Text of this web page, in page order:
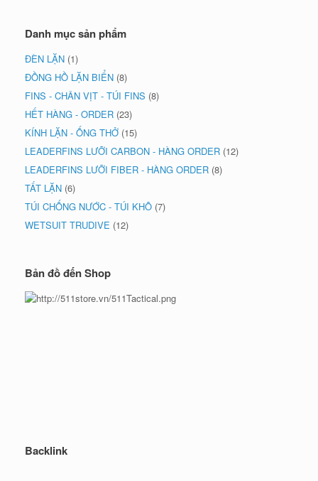
Danh mục sản phẩm
ĐÈN LẶN (1)
ĐỒNG HỒ LẶN BIỂN (8)
FINS - CHÂN VỊT - TÚI FINS (8)
HẾT HÀNG - ORDER (23)
KÍNH LẶN - ỐNG THỞ (15)
LEADERFINS LƯỠI CARBON - HÀNG ORDER (12)
LEADERFINS LƯỠI FIBER - HÀNG ORDER (8)
TẤT LẶN (6)
TÚI CHỐNG NƯỚC - TÚI KHÔ (7)
WETSUIT TRUDIVE (12)
Bản đồ đến Shop
Backlink